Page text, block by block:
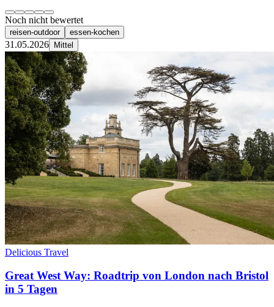
Noch nicht bewertet
reisen-outdoor essen-kochen
31.05.2026 Mittel
Delicious Travel
Great West Way: Roadtrip von London nach Bristol
in 5 Tagen